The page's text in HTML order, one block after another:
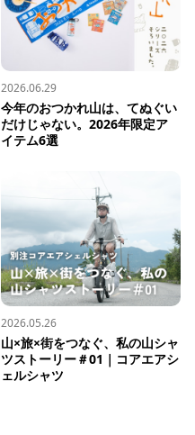
2026.06.29
今年のおつかれ山は、てぬぐい
だけじゃない。2026年限定ア
イテム6選
2026.05.26
山×旅×街をつなぐ、私の山シャ
ツストーリー＃01｜コアエアシ
ェルシャツ